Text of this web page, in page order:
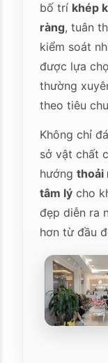
bố trí khép
ràng, tuân
kiểm soát
được lựa
thường
theo tiêu
Không chỉ
sở vật chất
hướngthoải
tâm lý cho
đẹp diễn ra
hơn từ đầu